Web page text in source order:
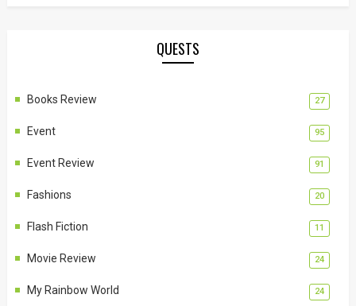
QUESTS
Books Review 27
Event 95
Event Review 91
Fashions 20
Flash Fiction 11
Movie Review 24
My Rainbow World 24